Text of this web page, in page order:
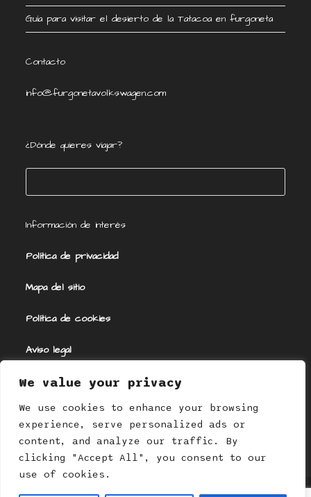
We value your privacy
We use cookies to enhance your browsing
experience, serve personalized ads or
content, and analyze our traffic. By
clicking "Accept All", you consent to our
use of cookies.
Guía para visitar el desierto de la Tatacoa en furgoneta
Contacto
info@furgonetavolkswagen.com
¿Dónde quieres viajar?
Información de interés
Política de privacidad
Mapa del sitio
Política de cookies
Aviso legal
Política de afiliación
Contacto